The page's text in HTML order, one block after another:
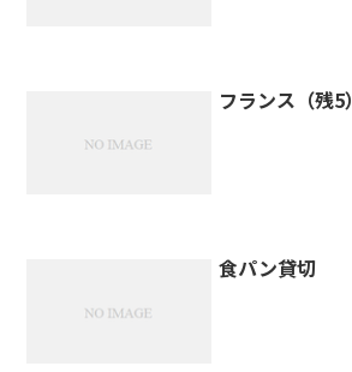
フランス（残5）
食パン貸切